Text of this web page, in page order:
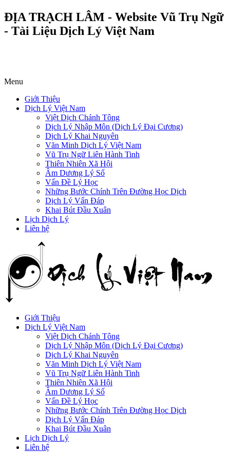
ĐỊA TRẠCH LÂM - Website Vũ Trụ Ngữ
- Tài Liệu Dịch Lý Việt Nam
Menu
Giới Thiệu
Dịch Lý Việt Nam
Việt Dịch Chánh Tông
Dịch Lý Nhập Môn (Dịch Lý Đại Cương)
Dịch Lý Khai Nguyên
Văn Minh Dịch Lý Việt Nam
Vũ Trụ Ngữ Liên Hành Tinh
Thiên Nhiên Xã Hội
Âm Dương Lý Số
Vấn Đề Lý Học
Những Bước Chính Trên Đường Học Dịch
Dịch Lý Vấn Đáp
Khai Bút Đầu Xuân
Lịch Dịch Lý
Liên hệ
Giới Thiệu
Dịch Lý Việt Nam
Việt Dịch Chánh Tông
Dịch Lý Nhập Môn (Dịch Lý Đại Cương)
Dịch Lý Khai Nguyên
Văn Minh Dịch Lý Việt Nam
Vũ Trụ Ngữ Liên Hành Tinh
Thiên Nhiên Xã Hội
Âm Dương Lý Số
Vấn Đề Lý Học
Những Bước Chính Trên Đường Học Dịch
Dịch Lý Vấn Đáp
Khai Bút Đầu Xuân
Lịch Dịch Lý
Liên hệ